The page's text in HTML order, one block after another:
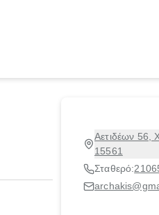
Αετιδέων 56,
15561
Σταθερό: